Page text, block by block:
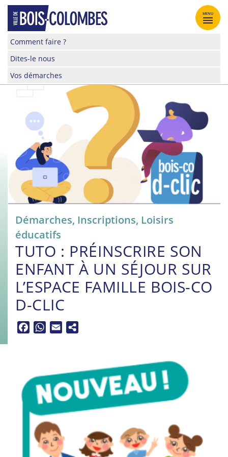
Skip
content
Site
de
la
Colombes
Comment faire ?
Dites-le nous
Vos démarches
MENU
Démarches, Inscriptions, Loisirs
éducatifs
TUTO : PRÉINSCRIRE SON
ENFANT À UN SÉJOUR SUR
L’ESPACE FAMILLE BOIS-CO
D-CLIC
FacebookWhatsApp
Email